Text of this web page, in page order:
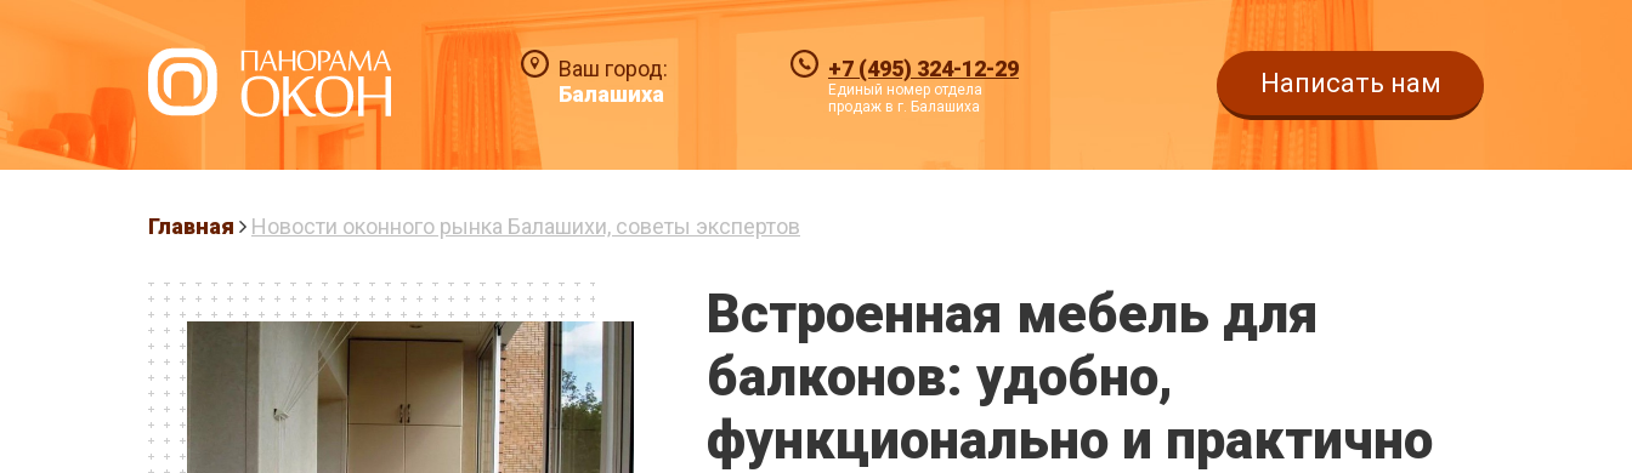
Написать нам
Ваш город:
Балашиха
+7 (495) 324-12-29
Единый номер отдела
продаж в г. Балашиха
ПЛАСТИКОВЫЕ ОКНА
В БАЛАШИХЕ
Готовые решения Вызвать замерщика
Главная Новости оконного рынка Балашихи, советы экспертов
Встроенная мебель для
балконов: удобно,
функционально и практично